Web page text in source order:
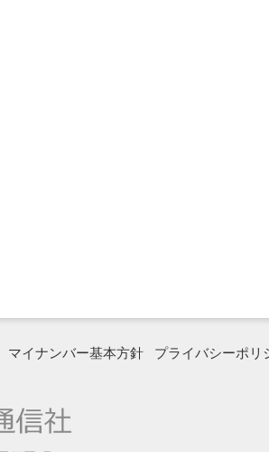
マイナンバー基本方針 プライバシーポリ